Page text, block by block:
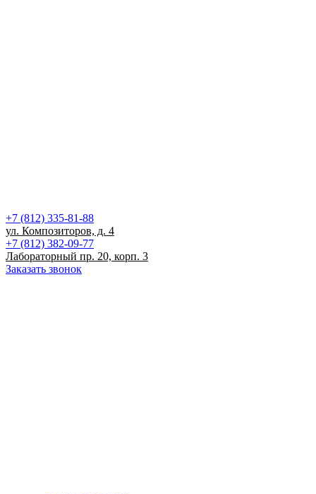
+7 (812) 335-81-88
ул. Композиторов, д. 4
+7 (812) 382-09-77
Лабораторный пр. 20, корп. 3
Заказать звонок